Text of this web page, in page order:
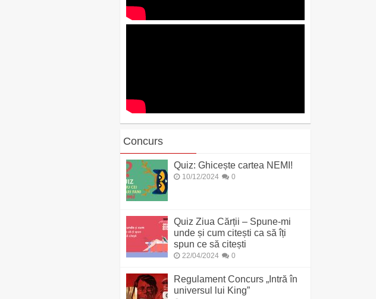
Concurs
Quiz: Ghicește cartea NEMI!
10/12/2024 0
Quiz Ziua Cărții – Spune-mi
unde și cum citești ca să îți
spun ce să citești
22/04/2024 0
Regulament Concurs „Intră în
universul lui King”